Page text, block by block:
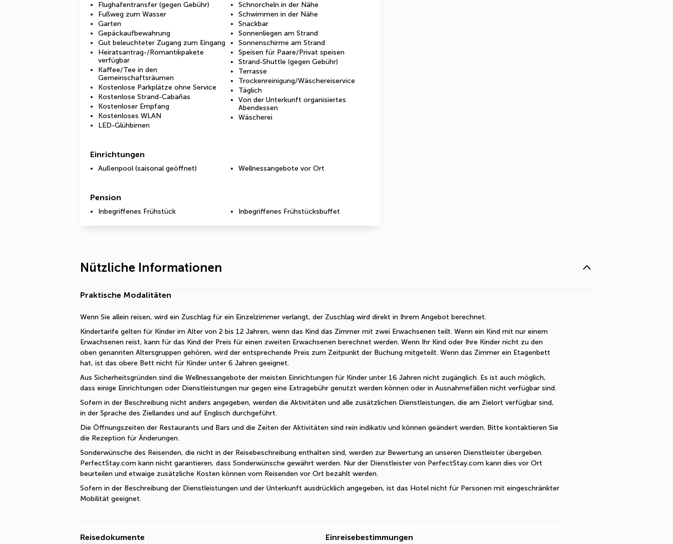
Flughafentransfer (gegen Gebühr)
Fußweg zum Wasser
Garten
Gepäckaufbewahrung
Gut beleuchteter Zugang zum Eingang
Heiratsantrag-/Romantikpakete
verfügbar
Kaffee/Tee in den
Gemeinschaftsräumen
Kostenlose Parkplätze ohne Service
Kostenlose Strand-Cabañas
Kostenloser Empfang
Kostenloses WLAN
LED-Glühbirnen
Schnorcheln in der Nähe
Schwimmen in der Nähe
Snackbar
Sonnenliegen am Strand
Sonnenschirme am Strand
Speisen für Paare/Privat speisen
Strand-Shuttle (gegen Gebühr)
Terrasse
Trockenreinigung/Wäschereiservice
Täglich
Von der Unterkunft organisiertes
Abendessen
Wäscherei
Einrichtungen
Außenpool (saisonal geöffnet) Wellnessangebote vor Ort
Pension
Inbegriffenes Frühstück Inbegriffenes Frühstücksbuffet
Nützliche Informationen
Praktische Modalitäten
Wenn Sie allein reisen, wird ein Zuschlag für ein Einzelzimmer verlangt, der Zuschlag wird direkt in Ihrem Angebot berechnet.
Kindertarife gelten für Kinder im Alter von 2 bis 12 Jahren, wenn das Kind das Zimmer mit zwei Erwachsenen teilt. Wenn ein Kind mit nur einem
Erwachsenen reist, kann für das Kind der Preis für einen zweiten Erwachsenen berechnet werden. Wenn Ihr Kind oder Ihre Kinder nicht zu den
oben genannten Altersgruppen gehören, wird der entsprechende Preis zum Zeitpunkt der Buchung mitgeteilt. Wenn das Zimmer ein Etagenbett
hat, ist das obere Bett nicht für Kinder unter 6 Jahren geeignet.
Aus Sicherheitsgründen sind die Wellnessangebote der meisten Einrichtungen für Kinder unter 16 Jahren nicht zugänglich. Es ist auch möglich,
dass einige Einrichtungen oder Dienstleistungen nur gegen eine Extragebühr genutzt werden können oder in Ausnahmefällen nicht verfügbar sind.
Sofern in der Beschreibung nicht anders angegeben, werden die Aktivitäten und alle zusätzlichen Dienstleistungen, die am Zielort verfügbar sind,
in der Sprache des Ziellandes und auf Englisch durchgeführt.
Die Öffnungszeiten der Restaurants und Bars und die Zeiten der Aktivitäten sind rein indikativ und können geändert werden. Bitte kontaktieren Sie
die Rezeption für Änderungen.
Sonderwünsche des Reisenden, die nicht in der Reisebeschreibung enthalten sind, werden zur Bewertung an unseren Dienstleister übergeben.
PerfectStay.com kann nicht garantieren, dass Sonderwünsche gewährt werden. Nur der Dienstleister von PerfectStay.com kann dies vor Ort
beurteilen und etwaige zusätzliche Kosten können vom Reisenden vor Ort bezahlt werden.
Sofern in der Beschreibung der Dienstleistungen und der Unterkunft ausdrücklich angegeben, ist das Hotel nicht für Personen mit eingeschränkter
Mobilität geeignet.
Reisedokumente Einreisebestimmungen